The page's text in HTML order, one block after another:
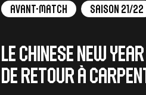
Avant-Match Saison 21/22
Le Chinese New
de retour à